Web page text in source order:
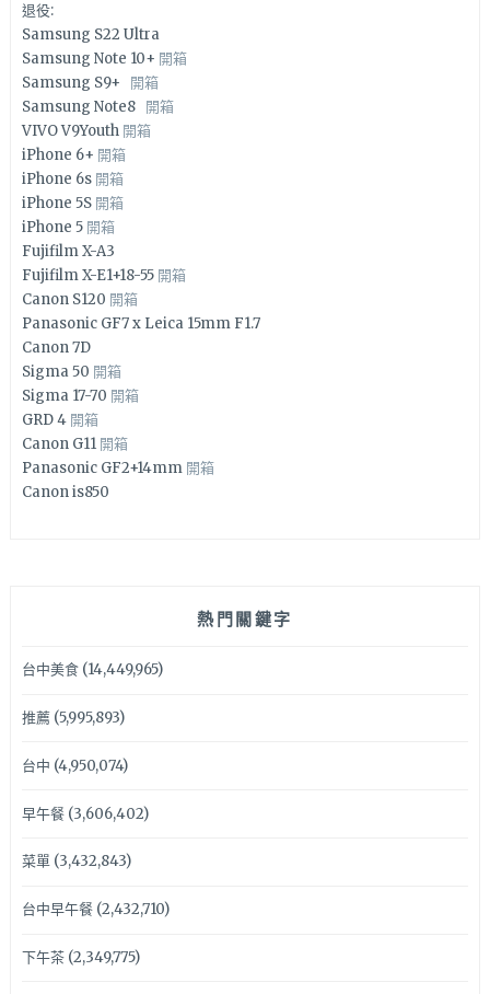
退役:
Samsung S22 Ultra
Samsung Note 10+ 開箱
Samsung S9+ 開箱
Samsung Note8 開箱
VIVO V9Youth 開箱
iPhone 6+ 開箱
iPhone 6s 開箱
iPhone 5S 開箱
iPhone 5 開箱
Fujifilm X-A3
Fujifilm X-E1+18-55 開箱
Canon S120 開箱
Panasonic GF7 x Leica 15mm F1.7
Canon 7D
Sigma 50 開箱
Sigma 17-70 開箱
GRD 4 開箱
Canon G11 開箱
Panasonic GF2+14mm 開箱
Canon is850
熱門關鍵字
台中美食(14,449,965)
推薦(5,995,893)
台中 (4,950,074)
早午餐(3,606,402)
菜單(3,432,843)
台中早午餐(2,432,710)
下午茶(2,349,775)